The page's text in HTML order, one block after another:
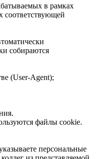
в рамках
соответствующей
собираются
(User-Agent);
файлы cookie.
персональные